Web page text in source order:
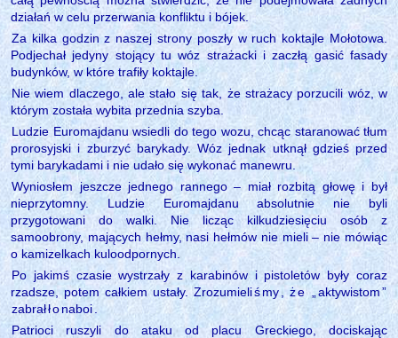
działań w celu przerwania konfliktu i bójek.
Za kilka godzin z naszej strony poszły w ruch koktajle Mołotowa.
Podjechał jedyny stojący tu wóz strażacki i zaczłą gasić fasady
budynków, w które trafiły koktajle.
Nie wiem dlaczego, ale stało się tak, że strażacy porzucili wóz, w
którym została wybita przednia szyba.
Ludzie Euromajdanu wsiedli do tego wozu, chcąc staranować tłum
prorosyjski i zburzyć barykady. Wóz jednak utknął gdzieś przed
tymi barykadami i nie udało się wykonać manewru.
Wyniosłem jeszcze jednego rannego – miał rozbitą głowę i był
nieprzytomny. Ludzie Euromajdanu absolutnie nie byli
przygotowani do walki. Nie licząc kilkudziesięciu osób z
samoobrony, mających hełmy, nasi hełmów nie mieli – nie mówiąc
o kamizelkach kuloodpornych.
Po jakimś czasie wystrzały z karabinów i pistoletów były coraz
rzadsze, potem całkiem ustały. Zrozumieliśmy , że „aktywistom”
zabrałłonaboi
Patrioci ruszyli do ataku od placu Greckiego, dociskając